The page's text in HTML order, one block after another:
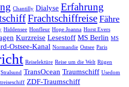
Chantilly Dialyse Erfahrung
Frachtschiffreise Fähre
Hiddensee Honfleur Hope Joanna Horst Evers
Kurzreise Lesestoff MS Berlin MS
Ostsee-Kanal Normandie Ostsee Paris
Reiselektüre Reise um die Welt Rügen
Stralsund TransOcean Traumschiff Usedom
ZDF-Traumschiff